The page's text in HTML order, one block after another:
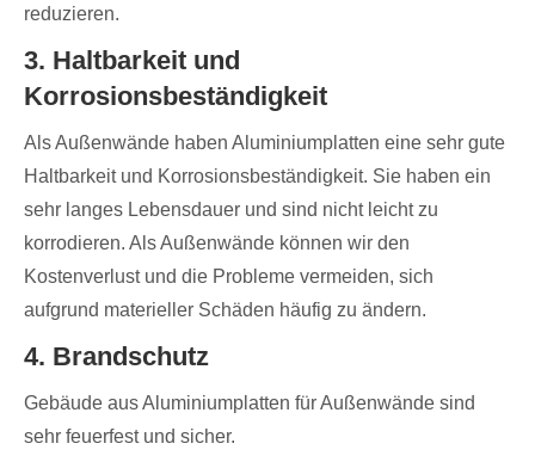
reduzieren.
3. Haltbarkeit und
Korrosionsbeständigkeit
Als Außenwände haben Aluminiumplatten eine sehr gute
Haltbarkeit und Korrosionsbeständigkeit. Sie haben ein
sehr langes Lebensdauer und sind nicht leicht zu
korrodieren. Als Außenwände können wir den
Kostenverlust und die Probleme vermeiden, sich
aufgrund materieller Schäden häufig zu ändern.
4. Brandschutz
Gebäude aus Aluminiumplatten für Außenwände sind
sehr feuerfest und sicher.